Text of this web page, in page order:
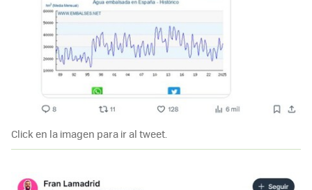
Click en la imagen para ir al tweet.